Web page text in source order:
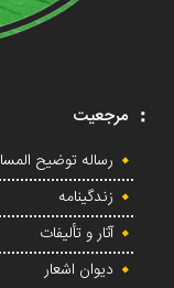
مرجعیت
رساله توضیح
زندگینامه
آثار و تألیفات
دیوان اشعار